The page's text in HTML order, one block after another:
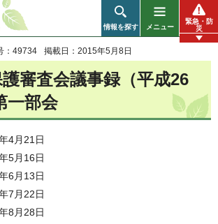
情報を探す メニュー
緊急・防
災
：49734 掲載日：2015年5月8日
審査会議事録（平成26
一部会
4月21日
5月16日
6月13日
7月22日
8月28日